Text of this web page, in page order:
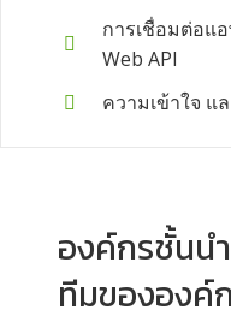
การเชื่อมต่อแ
Web API
ความเข้าใจ แ
องค์กรชั้นน
ทีมขององค์